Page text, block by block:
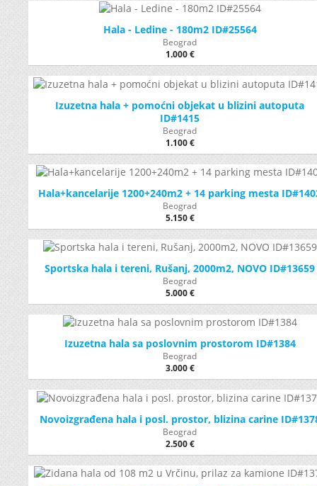
Hala - Ledine - 180m2 ID#25564
Beograd
1.000 €
Izuzetna hala + pomoćni objekat u blizini autoputa
ID#1415
Beograd
1.100 €
Hala+kancelarije 1200+240m2 + 14 parking mesta
Beograd
5.150 €
Sportska hala i tereni, Rušanj, 2000m2, NOVO ID#13659
Beograd
5.000 €
Izuzetna hala sa poslovnim prostorom ID#1384
Beograd
3.000 €
Novoizgrađena hala i posl. prostor, blizina carine
Beograd
2.500 €